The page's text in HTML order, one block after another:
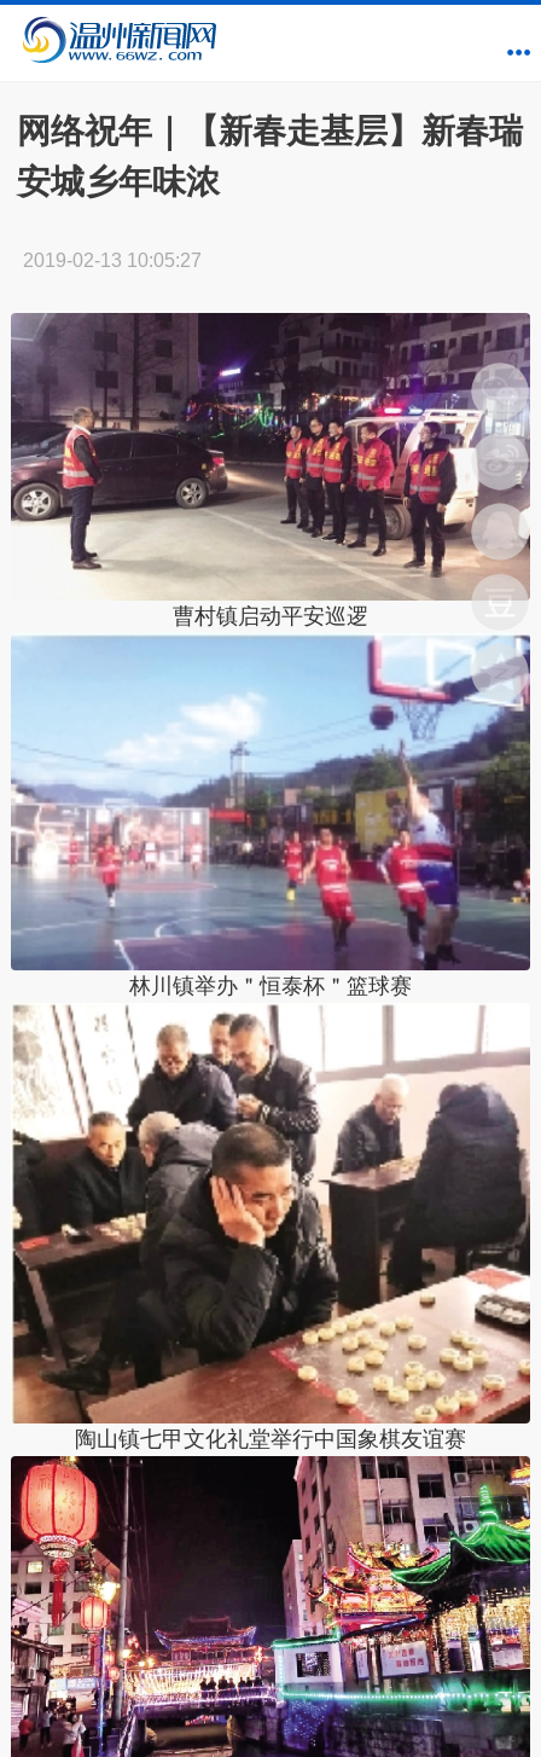
网络祝年｜【新春走基层】新春瑞
安城乡年味浓
2019-02-13 10:05:27
曹村镇启动平安巡逻
林川镇举办＂恒泰杯＂篮球赛
陶山镇七甲文化礼堂举行中国象棋友谊赛